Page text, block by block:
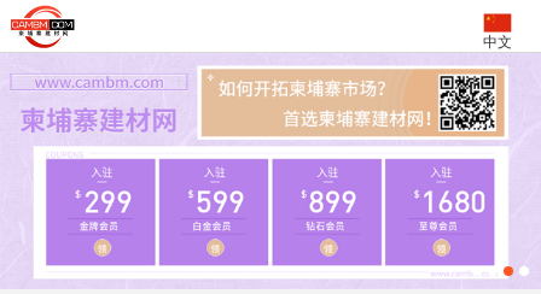
中文